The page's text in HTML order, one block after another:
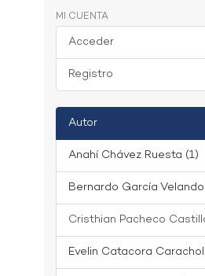
MI CUENTA
Acceder
Registro
Autor
Anahí Chávez Ruesta (1)
Bernardo García Velando
Cristhian Pacheco
Evelin Catacora